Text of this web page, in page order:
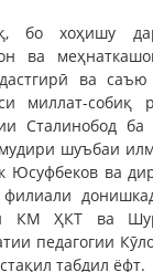
бо хоҳишу
ва
ва
миллат-собиқ
Сталинобод
шуъбаи
Юсуфбеков ва
КМ ҲКТ ва
педагогии
табдил ёфт.